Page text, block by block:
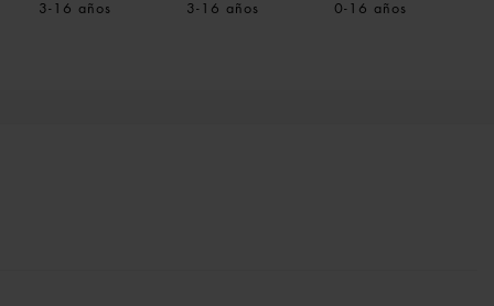
3-16 años 3-16 años 0-16 años